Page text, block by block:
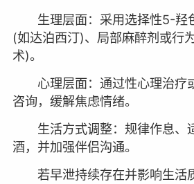
生理层面：采用选择性5-羟
(如达泊西汀)、局部麻醉剂或行
术)。
心理层面：通过性心理治疗
咨询，缓解焦虑情绪。
生活方式调整：规律作息、
酒，并加强伴侣沟通。
若早泄持续存在并影响生活